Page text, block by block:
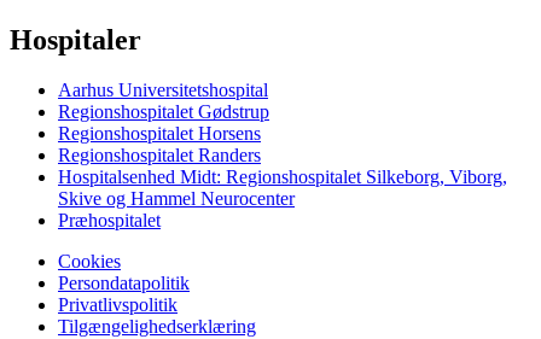
Hospitaler
Aarhus Universitetshospital
Regionshospitalet Gødstrup
Regionshospitalet Horsens
Regionshospitalet Randers
Hospitalsenhed Midt: Regionshospitalet Silkeborg, Viborg,
Skive og Hammel Neurocenter
Præhospitalet
Cookies
Persondatapolitik
Privatlivspolitik
Tilgængelighedserklæring